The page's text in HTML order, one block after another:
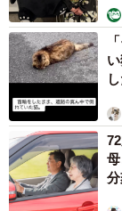
マンガで解説｜提供）
そして最後、3つ
は先送りではな
いいことに驚き
い」ことと「1分
いうことを説明
このように実践